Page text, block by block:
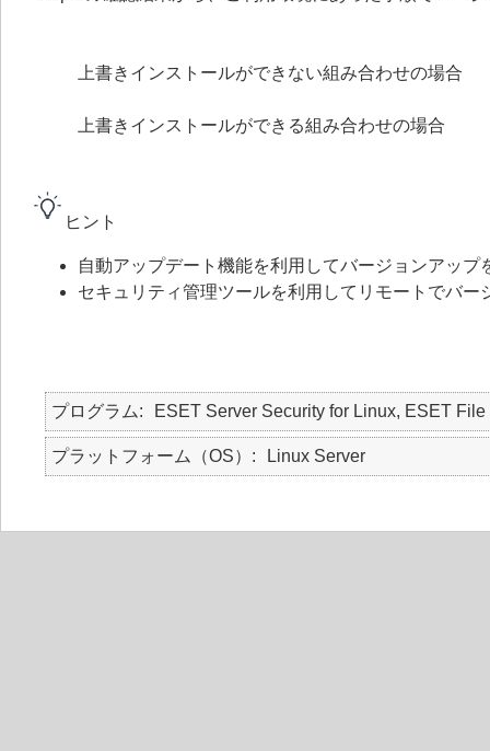
上書きインストールができない組み合わせの場合
上書きインストールができる組み合わせの場合
ヒント
自動アップデート機能を利用してバージョンアップ
セキュリティ管理ツールを利用してリモートでバー
プログラム ESET Server Security for Linux, ESET
プラットフォーム（OS） Linux Server